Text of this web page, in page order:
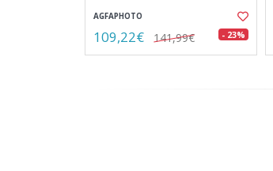
AGFAPHOTO
109,22€ 141,99€ - 23%